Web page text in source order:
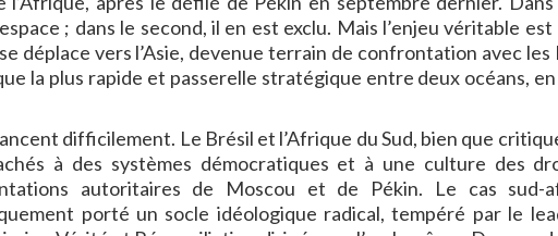
; dans le second, il en est exclu. Mais l’enjeu véritable est
déplace vers l’Asie, devenue terrain de confrontation avec les
la plus rapide et passerelle stratégique entre deux océans,
difficilement. Le Brésil et l’Afrique du Sud, bien que
à des systèmes démocratiques et à une culture des
autoritaires de Moscou et de Pékin. Le cas sud-
porté un socle idéologique radical, tempéré par le